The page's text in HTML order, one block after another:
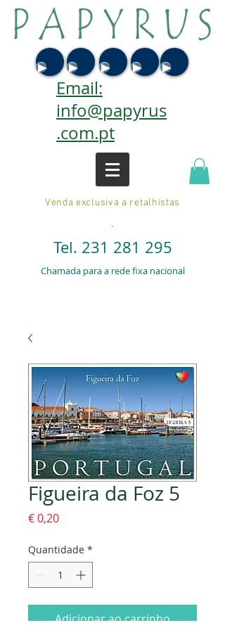
Email:
info@papyrus
.com.pt
Venda exclusiva a retalhistas
.
Tel. 231 281 295
Chamada para a rede fixa nacional
Figueira da Foz 5
€ 0,20Preço
Quantidade *
Adicionar ao carrinho